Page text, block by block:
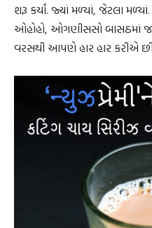
શરૂ કર્યાં. જ્યાં મળ્યાં, જેટલા
ઓહોહો, ઓગણીસસો બાસઠમાં જ
વરસથી આપણે હાર હાર કરીએ